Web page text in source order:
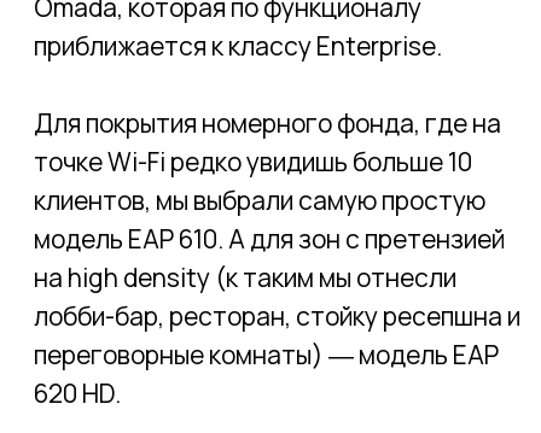
продолжат функционировать с
последними настройками, но управлять
сетью не получится. Поэтому мы взяли
реализовать схему 1+1 или
active/standby. Но увы! Omada так пока
что не умеет. И это одна из причин, по
которой её рано зачислять в класс
Enterprise, но использовать в проектах
SMB (Small or Medium Business) ― уже
можно. Второй контроллер мы
подключим вручную, если с первым что-
то случится. Благо, что перерыва связи
при этом не случится, а конфиг можно
взять из бэкапа. Кстати, сохранять